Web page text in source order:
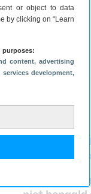
or object to data
by clicking on “Learn
purposes:
content, advertising
services development,
JBL maakt